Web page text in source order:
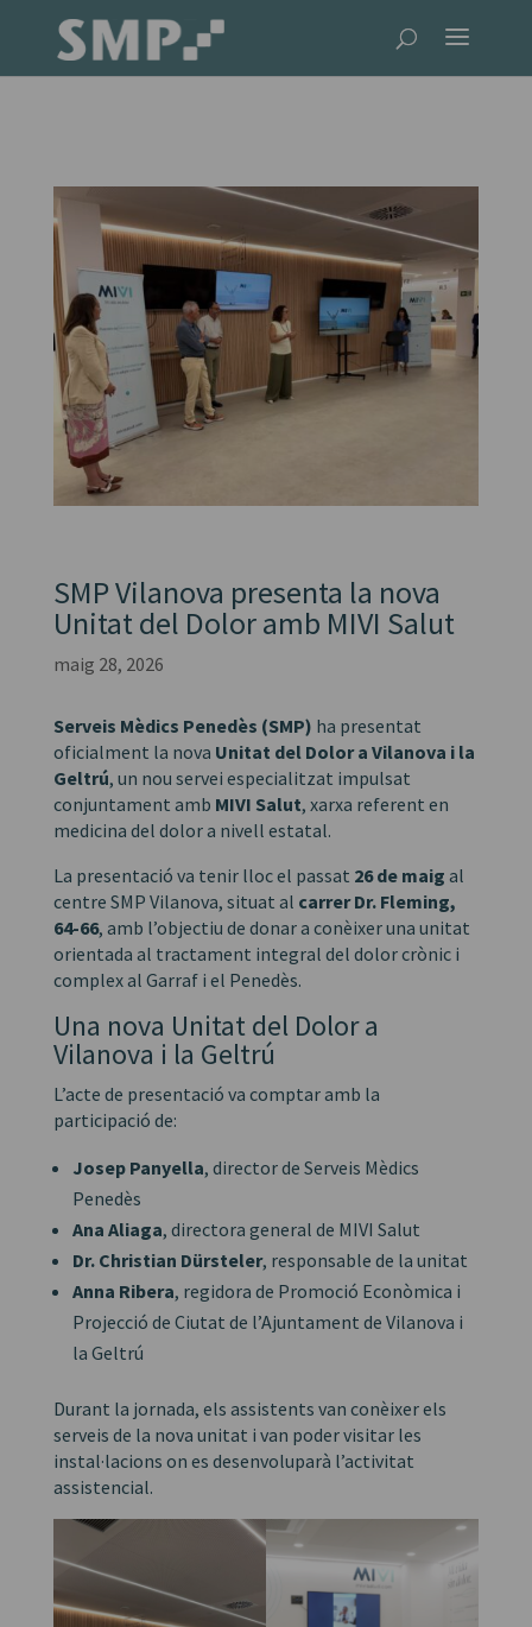
SMP Vilanova presenta la nova
Unitat del Dolor amb MIVI Salut
maig 28, 2026
Serveis Mèdics Penedès (SMP) ha presentat
oficialment la nova Unitat del Dolor a Vilanova i la
Geltrú, un nou servei especialitzat impulsat
conjuntament amb MIVI Salut, xarxa referent en
medicina del dolor a nivell estatal.
La presentació va tenir lloc el passat 26 de maig al
centre SMP Vilanova, situat al carrer Dr. Fleming,
64-66, amb l’objectiu de donar a conèixer una unitat
orientada al tractament integral del dolor crònic i
complex al Garraf i el Penedès.
Una nova Unitat del Dolor a
Vilanova i la Geltrú
L’acte de presentació va comptar amb la
participació de:
Josep Panyella, director de Serveis Mèdics
Penedès
Ana Aliaga, directora general de MIVI Salut
Dr. Christian Dürsteler, responsable de la unitat
Anna Ribera, regidora de Promoció Econòmica i
Projecció de Ciutat de l’Ajuntament de Vilanova i
la Geltrú
Durant la jornada, els assistents van conèixer els
serveis de la nova unitat i van poder visitar les
instal·lacions on es desenvoluparà l’activitat
assistencial.